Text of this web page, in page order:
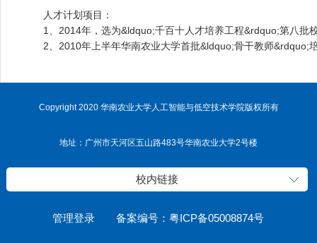
人才计划项目：
1、2014年，选为&ldquo;千百十人才培养工程&rdquo;第八批
2、2010年上半年华南农业大学首批&ldquo;骨干教师&rdquo;
Copyright 2020 华南农业大学人工智能与低空技术学院版权所有
地址：广州市天河区五山路483号华南农业大学2号楼
校内链接
管理登录 备案编号：粤ICP备05008874号